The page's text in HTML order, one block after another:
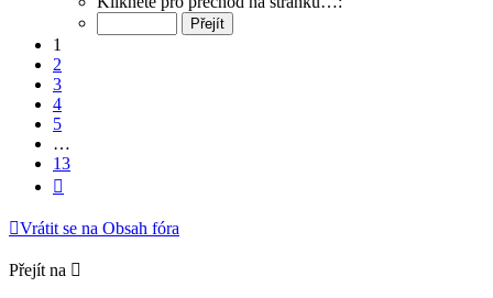
1
2
3
4
5
…
13
Vrátit se na Obsah fóra
Přejít na